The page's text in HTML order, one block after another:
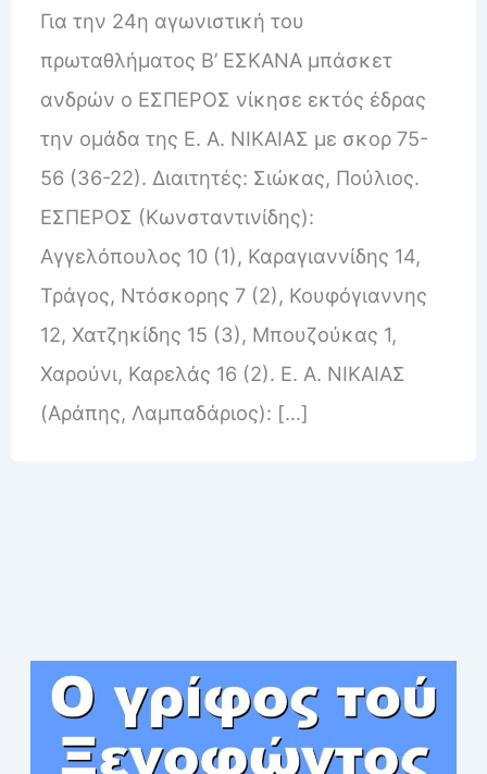
Για την 24η αγωνιστική του
πρωταθλήματος Β’ ΕΣΚΑΝΑ μπάσκετ
ανδρών ο ΕΣΠΕΡΟΣ νίκησε εκτός έδρας
την ομάδα της Ε. Α. ΝΙΚΑΙΑΣ με σκορ 75-
56 (36-22). Διαιτητές: Σιώκας, Πούλιος.
ΕΣΠΕΡΟΣ (Κωνσταντινίδης):
Αγγελόπουλος 10 (1), Καραγιαννίδης 14,
Τράγος, Ντόσκορης 7 (2), Κουφόγιαννης
12, Χατζηκίδης 15 (3), Μπουζούκας 1,
Χαρούνι, Καρελάς 16 (2). Ε. Α. ΝΙΚΑΙΑΣ
(Αράπης, Λαμπαδάριος): […]